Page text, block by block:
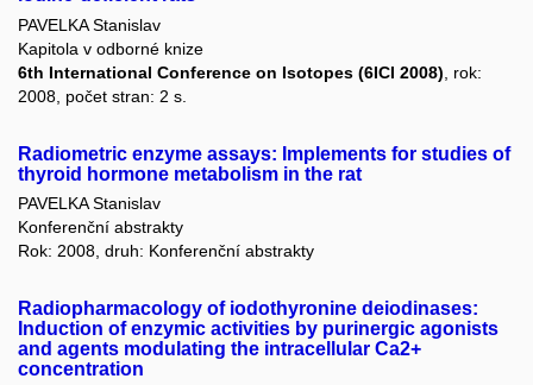
PAVELKA Stanislav
Kapitola v odborné knize
6th International Conference on Isotopes (6ICI 2008) , rok:
2008, počet stran: 2 s.
Radiometric enzyme assays: Implements for studies of
thyroid hormone metabolism in the rat
PAVELKA Stanislav
Konferenční abstrakty
Rok: 2008, druh: Konferenční abstrakty
Radiopharmacology of iodothyronine deiodinases:
Induction of enzymic activities by purinergic agonists
and agents modulating the intracellular Ca2+
concentration